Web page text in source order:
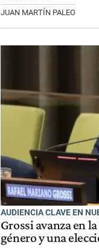
JUAN MARTÍN PALEO
AUDIENCIA CLAVE EN
Grossi avanza en
género y una